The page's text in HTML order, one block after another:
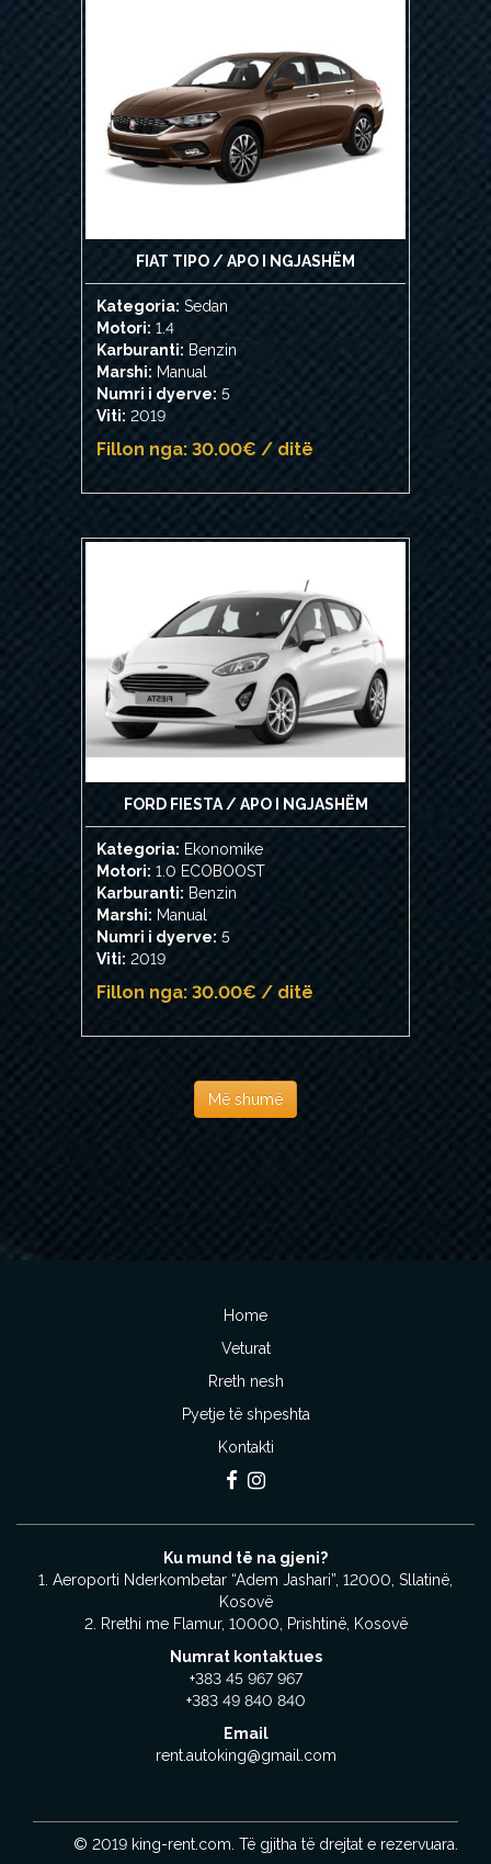
FIAT TIPO / APO I NGJASHËM
Kategoria: Sedan
Motori: 1.4
Karburanti: Benzin
Marshi: Manual
Numri i dyerve: 5
Viti: 2019
Fillon nga: 30.00€ / ditë
FORD FIESTA / APO I NGJASHËM
Kategoria: Ekonomike
Motori: 1.0 ECOBOOST
Karburanti: Benzin
Marshi: Manual
Numri i dyerve: 5
Viti: 2019
Fillon nga: 30.00€ / ditë
Më shumë
Home
Veturat
Rreth nesh
Pyetje të shpeshta
Kontakti
Ku mund të na gjeni?
1. Aeroporti Nderkombetar “Adem Jashari”, 12000, Sllatinë,
Kosovë
2. Rrethi me Flamur, 10000, Prishtinë, Kosovë
Numrat kontaktues
+383 45 967 967
+383 49 840 840
Email
rent.autoking@gmail.com
© 2019 king-rent.com. Të gjitha të drejtat e rezervuara.